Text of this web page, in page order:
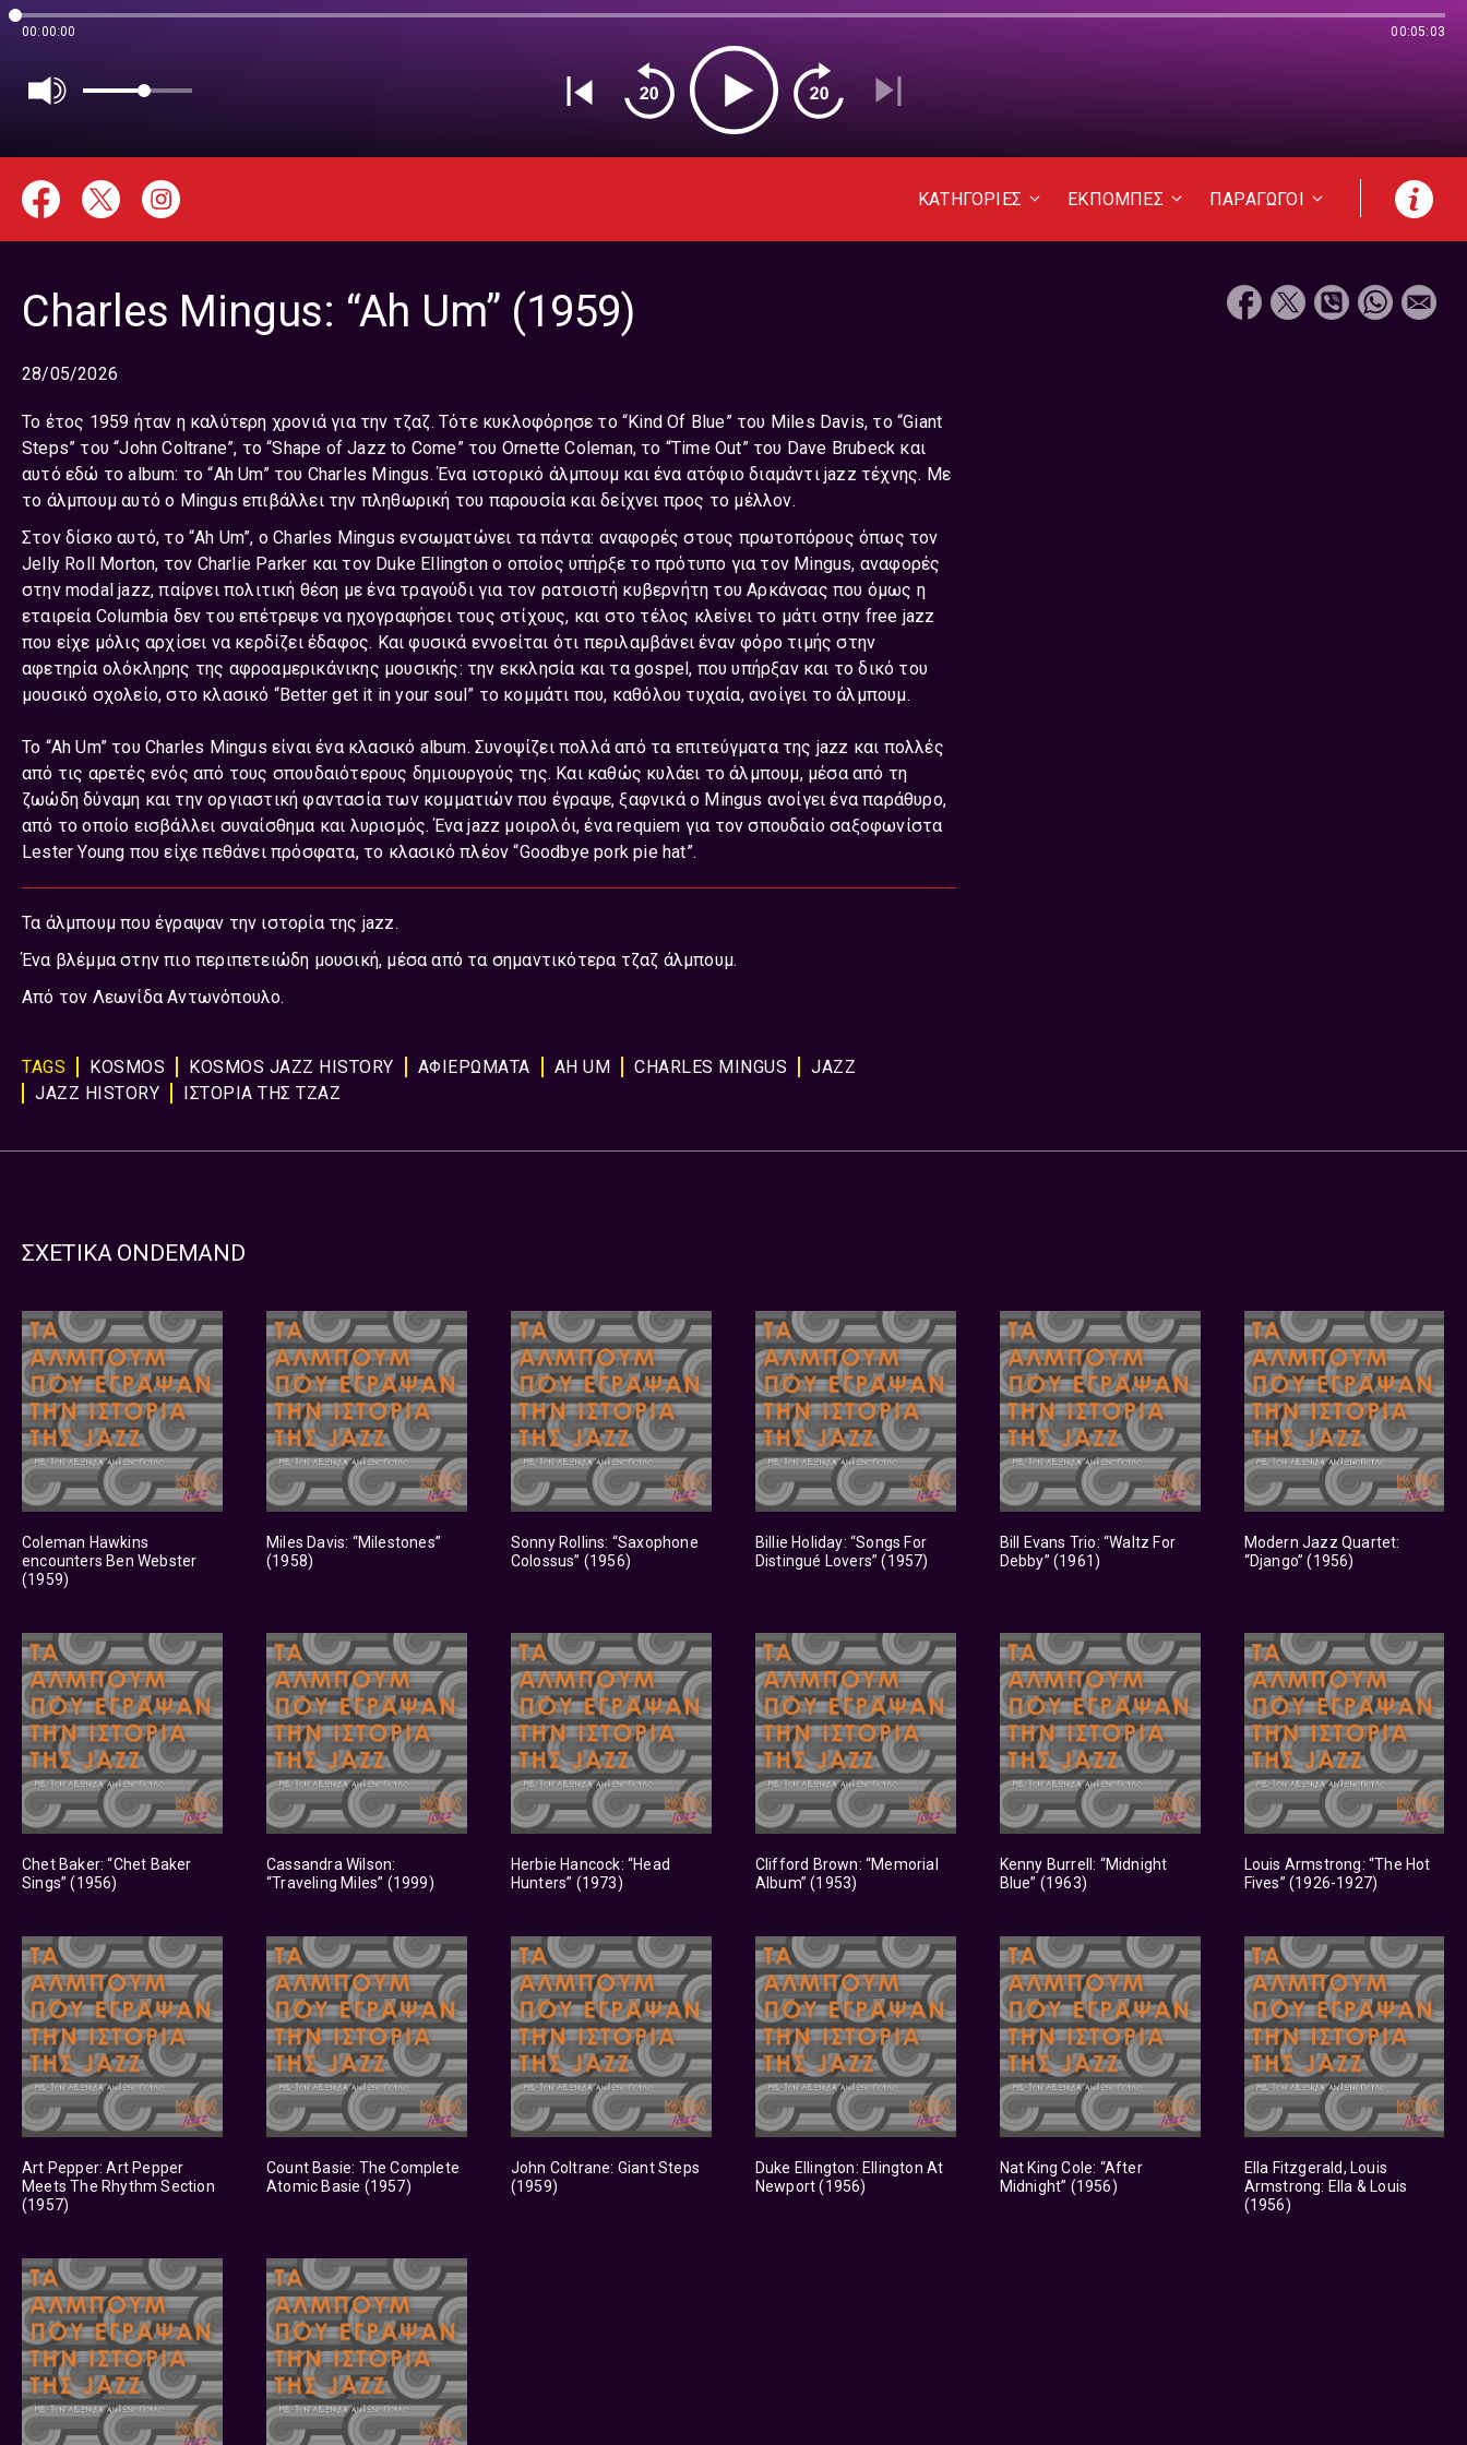
00:00:00 00:05:03
ΚΑΤΗΓΟΡΙΕΣ ΕΚΠΟΜΠΕΣ ΠΑΡΑΓΩΓΟΙ
Charles Mingus: “Ah Um” (1959)
28/05/2026
Το έτος 1959 ήταν η καλύτερη χρονιά για την τζαζ. Tότε κυκλοφόρησε το “Κind Οf Βlue” του Miles Davis, το “Giant
Steps” του “John Coltrane”, το “Shape of Jazz to Come” του Ornette Coleman, το “Time Out” του Dave Brubeck και
αυτό εδώ το album: το “Ah Um” του Charles Mingus. Ένα ιστορικό άλμπουμ και ένα ατόφιο διαμάντι jazz τέχνης. Mε
το άλμπουμ αυτό ο Mingus επιβάλλει την πληθωρική του παρουσία και δείχνει προς το μέλλον.
Στον δίσκο αυτό, το “Ah Um”, ο Charles Mingus ενσωματώνει τα πάντα: αναφορές στους πρωτοπόρους όπως τον
Jelly Roll Morton, τον Charlie Parker και τον Duke Ellington ο οποίος υπήρξε το πρότυπο για τον Mingus, αναφορές
στην modal jazz, παίρνει πολιτική θέση με ένα τραγούδι για τον ρατσιστή κυβερνήτη του Αρκάνσας που όμως η
εταιρεία Columbia δεν του επέτρεψε να ηχογραφήσει τους στίχους, και στο τέλος κλείνει το μάτι στην free jazz
που είχε μόλις αρχίσει να κερδίζει έδαφος. Και φυσικά εννοείται ότι περιλαμβάνει έναν φόρο τιμής στην
αφετηρία ολόκληρης της αφροαμερικάνικης μουσικής: την εκκλησία και τα gospel, που υπήρξαν και το δικό του
μουσικό σχολείο, στο κλασικό “Better get it in your soul” το κομμάτι που, καθόλου τυχαία, ανοίγει το άλμπουμ.
Το “Ah Um” του Charles Mingus είναι ένα κλασικό album. Συνοψίζει πολλά από τα επιτεύγματα της jazz και πολλές
από τις αρετές ενός από τους σπουδαιότερους δημιουργούς της. Και καθώς κυλάει το άλμπουμ, μέσα από τη
ζωώδη δύναμη και την οργιαστική φαντασία των κομματιών που έγραψε, ξαφνικά ο Mingus ανοίγει ένα παράθυρο,
από το οποίο εισβάλλει συναίσθημα και λυρισμός. Ένα jazz μοιρολόι, ένα requiem για τον σπουδαίο σαξοφωνίστα
Lester Young που είχε πεθάνει πρόσφατα, το κλασικό πλέον “Goodbye pork pie hat”.
Τα άλμπουμ που έγραψαν την ιστορία της jazz.
Ένα βλέμμα στην πιο περιπετειώδη μουσική, μέσα από τα σημαντικότερα τζαζ άλμπουμ.
Από τον Λεωνίδα Αντωνόπουλο.
TAGS KOSMOS KOSMOS JAZZ HISTORY ΑΦΙΕΡΏΜΑΤΑ AH UM CHARLES MINGUS
JAZZ
JAZZ HISTORY
ΙΣΤΟΡΙΑ ΤΗΣ ΤΖΑΖ
ΣΧΕΤΙΚΑ ONDEMAND
Coleman Hawkins
encounters Ben Webster
(1959)
Miles Davis: “Milestones”
(1958)
Sonny Rollins: “Saxophone
Colossus” (1956)
Billie Holiday: “Songs For
Distingué Lovers” (1957)
Bill Evans Trio: “Waltz For
Debby” (1961)
Modern Jazz Quartet:
“Django” (1956)
Chet Baker: “Chet Baker
Sings” (1956)
Cassandra Wilson:
“Traveling Miles” (1999)
Herbie Hancock: “Head
Hunters” (1973)
Clifford Brown: “Memorial
Album” (1953)
Kenny Burrell: “Midnight
Blue” (1963)
Louis Armstrong: “The Hot
Fives” (1926-1927)
Art Pepper: Art Pepper
Meets The Rhythm Section
(1957)
Count Basie: The Complete
Atomic Basie (1957)
John Coltrane: Giant Steps
(1959)
Duke Ellington: Ellington At
Newport (1956)
Nat King Cole: “After
Midnight” (1956)
Ella Fitzgerald, Louis
Armstrong: Ella & Louis
(1956)